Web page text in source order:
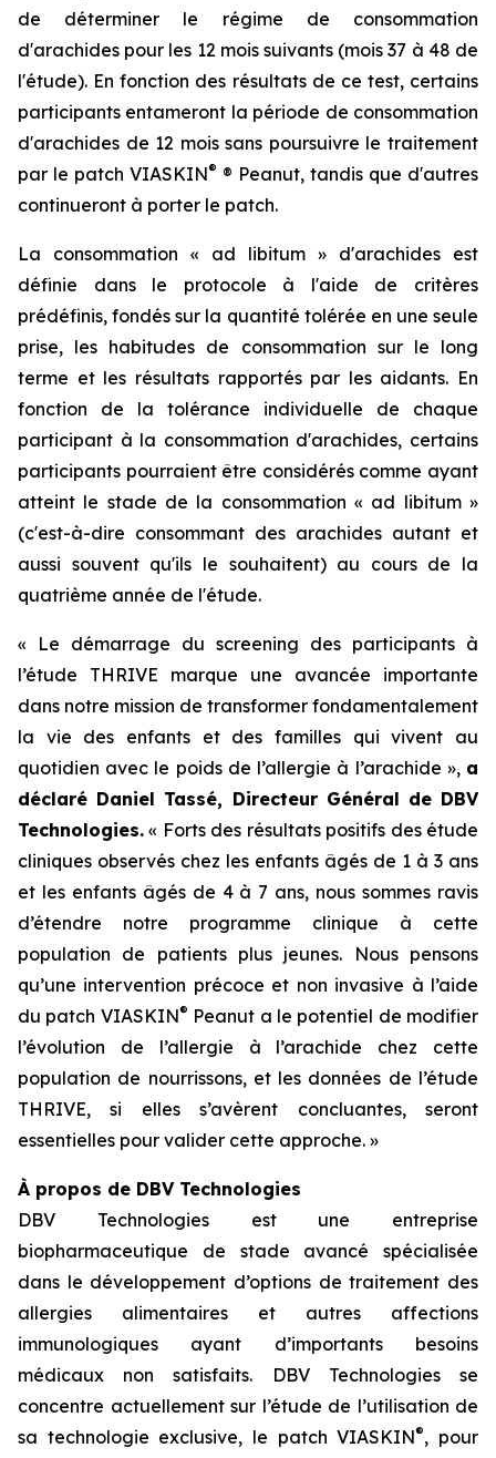
de déterminer le régime de consommation
d'arachides pour les 12 mois suivants (mois 37 à 48 de
l'étude). En fonction des résultats de ce test, certains
participants entameront la période de consommation
d'arachides de 12 mois sans poursuivre le traitement
par le patch VIASKIN® ® Peanut, tandis que d'autres
continueront à porter le patch.
La consommation « ad libitum » d'arachides est
définie dans le protocole à l'aide de critères
prédéfinis, fondés sur la quantité tolérée en une seule
prise, les habitudes de consommation sur le long
terme et les résultats rapportés par les aidants. En
fonction de la tolérance individuelle de chaque
participant à la consommation d'arachides, certains
participants pourraient être considérés comme ayant
atteint le stade de la consommation « ad libitum »
(c'est-à-dire consommant des arachides autant et
aussi souvent qu'ils le souhaitent) au cours de la
quatrième année de l'étude.
« Le démarrage du screening des participants à
l’étude THRIVE marque une avancée importante
dans notre mission de transformer fondamentalement
la vie des enfants et des familles qui vivent au
quotidien avec le poids de l’allergie à l’arachide », a
déclaré Daniel Tassé, Directeur Général de DBV
Technologies. « Forts des résultats positifs des étude
cliniques observés chez les enfants âgés de 1 à 3 ans
et les enfants âgés de 4 à 7 ans, nous sommes ravis
d’étendre notre programme clinique à cette
population de patients plus jeunes. Nous pensons
qu’une intervention précoce et non invasive à l’aide
du patch VIASKIN® Peanut a le potentiel de modifier
l’évolution de l’allergie à l’arachide chez cette
population de nourrissons, et les données de l’étude
THRIVE, si elles s’avèrent concluantes, seront
essentielles pour valider cette approche. »
À propos de DBV Technologies
DBV Technologies est une entreprise
biopharmaceutique de stade avancé spécialisée
dans le développement d’options de traitement des
allergies alimentaires et autres affections
immunologiques ayant d’importants besoins
médicaux non satisfaits. DBV Technologies se
concentre actuellement sur l’étude de l’utilisation de
sa technologie exclusive, le patch VIASKIN®, pour